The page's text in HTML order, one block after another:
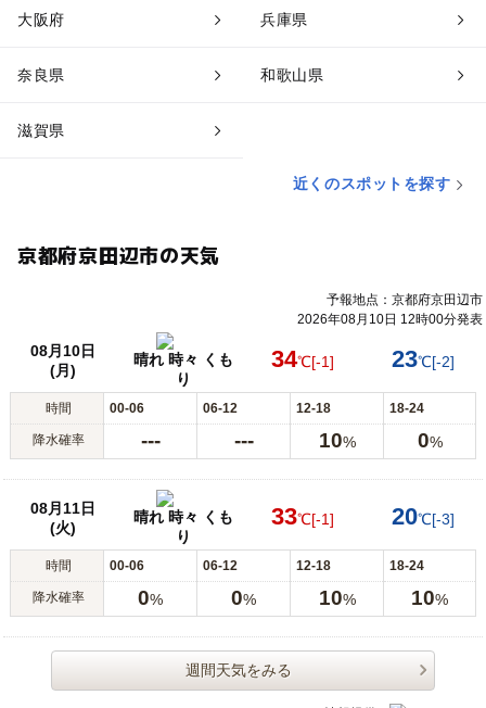
大阪府 兵庫県
奈良県 和歌山県
滋賀県
近くのスポットを探す
京都府京田辺市の天気
予報地点：京都府京田辺市
2026年08月10日 12時00分発表
08月10日
(月)
晴れ 時々 くも
り
34℃[-1] 23℃[-2]
時間 00-06 06-12 12-18 18-24
降水確率 --- --- 10% 0%
08月11日
(火)
晴れ 時々 くも
り
33℃[-1] 20℃[-3]
時間 00-06 06-12 12-18 18-24
降水確率 0% 0% 10% 10%
週間天気をみる